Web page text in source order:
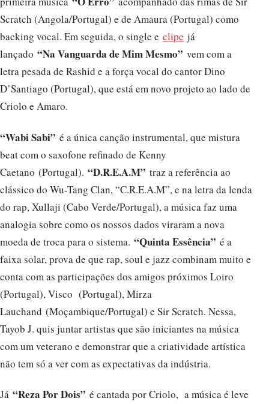
Scratch (Angola/Portugal) e de Amaura (Portugal) como
backing vocal. Em seguida, o single e clipe já
lançado “Na Vanguarda de Mim Mesmo” vem com a
letra pesada de Rashid e a força vocal do cantor Dino
D’Santiago (Portugal), que está em novo projeto ao lado de
Criolo e Amaro.
“Wabi Sabi” é a única canção instrumental, que mistura
beat com o saxofone refinado de Kenny
Caetano (Portugal). “D.R.E.A.M” traz a referência ao
clássico do Wu-Tang Clan, “C.R.E.A.M”, e na letra da lenda
do rap, Xullaji (Cabo Verde/Portugal), a música faz uma
analogia sobre como os nossos dados viraram a nova
moeda de troca para o sistema. “Quinta Essência” é a
faixa solar, prova de que rap, soul e jazz combinam muito e
conta com as participações dos amigos próximos Loiro
(Portugal), Visco (Portugal), Mirza
Lauchand (Moçambique/Portugal) e Sir Scratch. Nessa,
Tayob J. quis juntar artistas que são iniciantes na música
com um veterano e demonstrar que a criatividade artística
não tem só a ver com as expectativas da indústria.
Já “Reza Por Dois” é cantada por Criolo, a música é leve